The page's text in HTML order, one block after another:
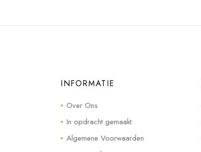
INFORMATIE
Over Ons
In opdracht gemaakt
Algemene Voorwaarden